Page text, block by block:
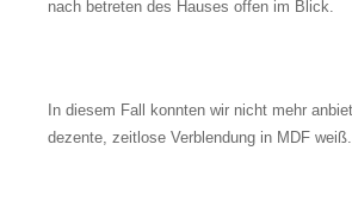
nach betreten des Hauses offen im Blick.
In diesem Fall konnten wir nicht mehr
dezente, zeitlose Verblendung in MDF weiß.